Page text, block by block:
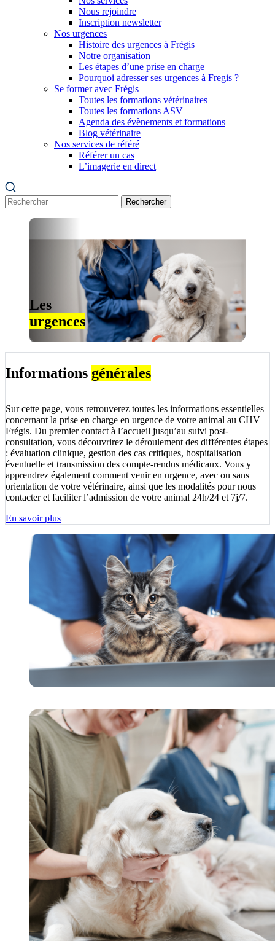
Nous rejoindre
Inscription newsletter
Nos urgences
Histoire des urgences à Frégis
Notre organisation
Les étapes d’une prise en charge
Pourquoi adresser ses urgences à Fregis ?
Se former avec Frégis
Toutes les formations vétérinaires
Toutes les formations ASV
Agenda des évènements et formations
Blog vétérinaire
Nos services de référé
Référer un cas
L’imagerie en direct
Rechercher
Les
urgences
Informations générales
Sur cette page, vous retrouverez toutes les informations essentielles
concernant la prise en charge en urgence de votre animal au CHV
Frégis. Du premier contact à l’accueil jusqu’au suivi post-
consultation, vous découvrirez le déroulement des différentes étapes
: évaluation clinique, gestion des cas critiques, hospitalisation
éventuelle et transmission des compte-rendus médicaux. Vous y
apprendrez également comment venir en urgence, avec ou sans
orientation de votre vétérinaire, ainsi que les modalités pour nous
contacter et faciliter l’admission de votre animal 24h/24 et 7j/7.
En savoir plus